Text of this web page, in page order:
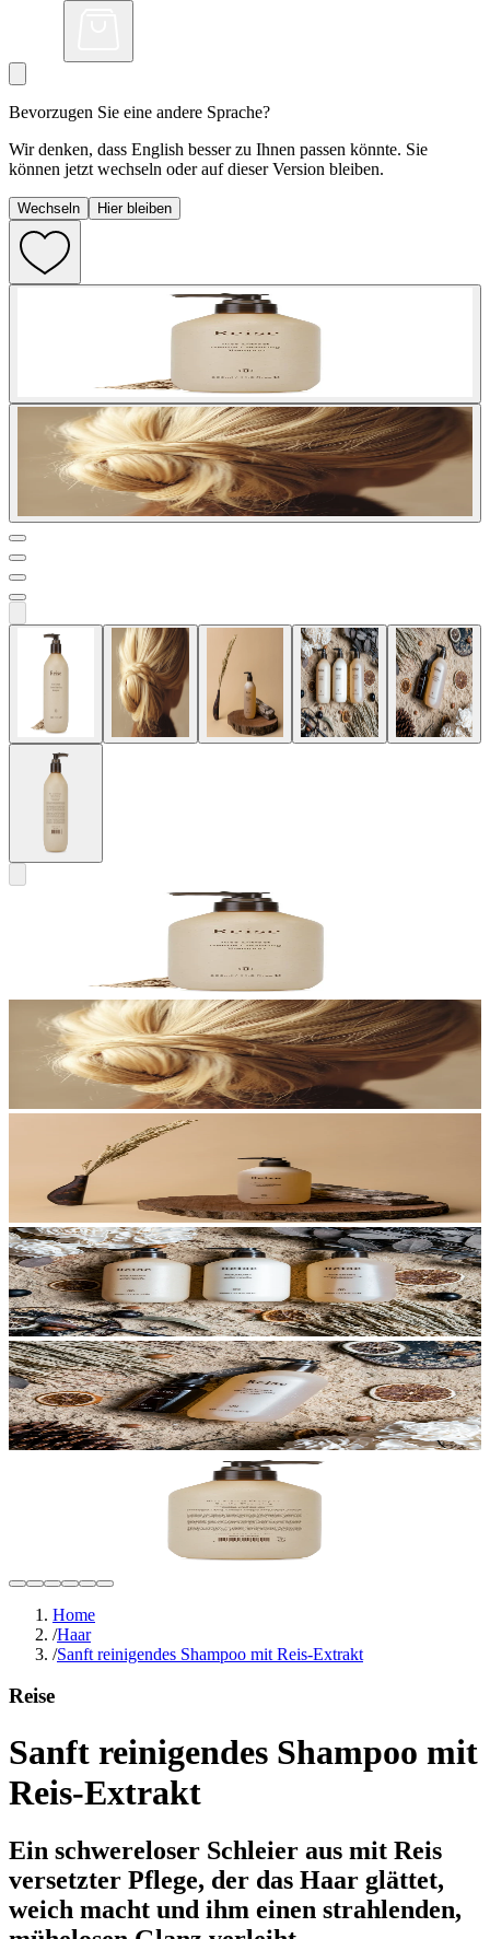
Bevorzugen Sie eine andere Sprache?
Wir denken, dass English besser zu Ihnen passen könnte. Sie
können jetzt wechseln oder auf dieser Version bleiben.
Wechseln Hier bleiben
Home
/Haar
/Sanft reinigendes Shampoo mit Reis-Extrakt
Reise
Sanft reinigendes Shampoo mit
Reis-Extrakt
Ein schwereloser Schleier aus mit Reis
versetzter Pflege, der das Haar glättet,
weich macht und ihm einen strahlenden,